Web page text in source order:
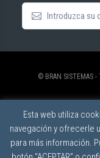
© BRAN SISTEMAS
Esta web utiliza
navegación y ofrecerle
para más información.